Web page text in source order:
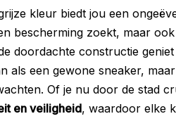
kleur biedt jou een
bescherming zoekt, maar
doordachte constructie
als een gewone sneaker,
Of je nu door de stad
en veiligheid, waardoor elke